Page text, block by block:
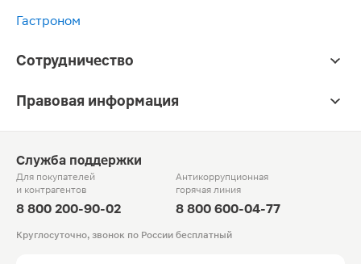
Гастроном
Сотрудничество
Правовая информация
Служба поддержки
Для покупателей
и контрагентов
8 800 200-90-02
Антикоррупционная
горячая линия
8 800 600-04-77
Круглосуточно, звонок по России бесплатный